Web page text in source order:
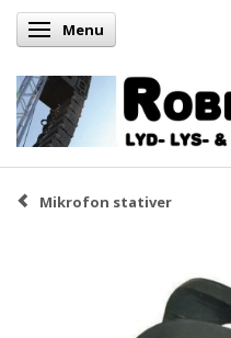
Skifte navigation
Menu
Mikrofon stativer